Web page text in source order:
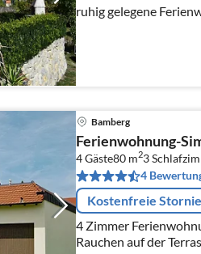
ruhig gelegene
Bamberg
Ferienwohnung-
4 Gäste80 m23
4
Kostenfreie
4 Zimmer Ferienwohnung mit Küche und Bad, +
Rauchen auf der